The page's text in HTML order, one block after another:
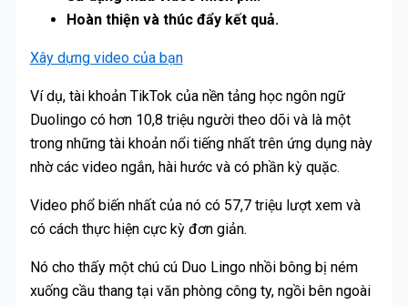
Hoàn thiện và thúc đẩy kết quả.
Xây dựng video của bạn
Ví dụ, tài khoản TikTok của nền tảng học ngôn ngữ
Duolingo có hơn 10,8 triệu người theo dõi và là một
trong những tài khoản nổi tiếng nhất trên ứng dụng này
nhờ các video ngắn, hài hước và có phần kỳ quặc.
Video phổ biến nhất của nó có 57,7 triệu lượt xem và
có cách thực hiện cực kỳ đơn giản.
Nó cho thấy một chú cú Duo Lingo nhồi bông bị ném
xuống cầu thang tại văn phòng công ty, ngồi bên ngoài